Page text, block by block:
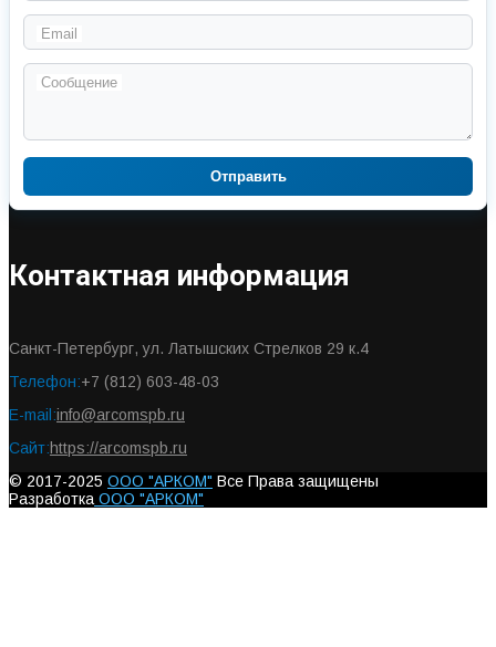
Email
Сообщение
Отправить
Контактная информация
Санкт-Петербург, ул. Латышских Стрелков 29 к.4
Телефон:+7 (812) 603-48-03
E-mail:info@arcomspb.ru
Сайт:https://arcomspb.ru
© 2017-2025 ООО "АРКОМ" Все Права защищены
Разработка ООО "АРКОМ"